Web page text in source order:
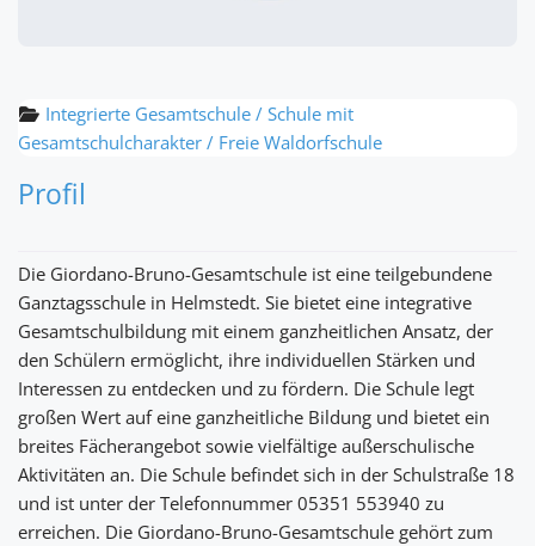
Integrierte Gesamtschule / Schule mit
Gesamtschulcharakter / Freie Waldorfschule
Profil
Die Giordano-Bruno-Gesamtschule ist eine teilgebundene
Ganztagsschule in Helmstedt. Sie bietet eine integrative
Gesamtschulbildung mit einem ganzheitlichen Ansatz, der
den Schülern ermöglicht, ihre individuellen Stärken und
Interessen zu entdecken und zu fördern. Die Schule legt
großen Wert auf eine ganzheitliche Bildung und bietet ein
breites Fächerangebot sowie vielfältige außerschulische
Aktivitäten an. Die Schule befindet sich in der Schulstraße 18
und ist unter der Telefonnummer 05351 553940 zu
erreichen. Die Giordano-Bruno-Gesamtschule gehört zum